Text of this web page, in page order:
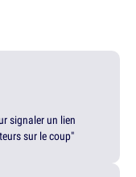
signaler un lien
sur le coup"